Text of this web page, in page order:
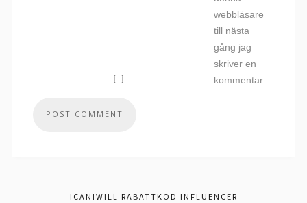
webbläsare
till nästa
gång jag
skriver en
kommentar.
ICANIWILL RABATTKOD INFLUENCER